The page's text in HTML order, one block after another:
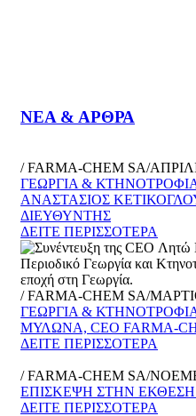
ΝΕΑ & ΑΡΘΡΑ
/ FARMA-CHEM SA/
ΓΕΩΡΓΙΑ &
ΑΝΑΣΤΑΣΙΟΣ
ΔΙΕΥΘΥΝΤΗΣ
ΔΕΙΤΕ ΠΕΡΙΣΣΟΤΕΡΑ
/ FARMA-CHEM SA/
ΓΕΩΡΓΙΑ &
ΜΥΛΩΝΑ, CEO FARMA-
ΔΕΙΤΕ ΠΕΡΙΣΣΟΤΕΡΑ
/ FARMA-CHEM SA/
ΕΠΙΣΚΕΨΗ ΣΤΗΝ ΕΚΘΕΣΗ
ΔΕΙΤΕ ΠΕΡΙΣΣΟΤΕΡΑ